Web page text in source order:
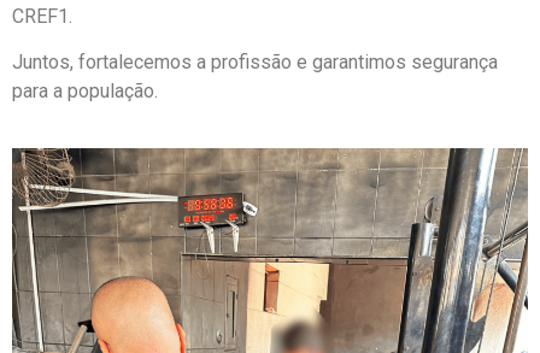
CREF1.
Juntos, fortalecemos a profissão e garantimos segurança
para a população.